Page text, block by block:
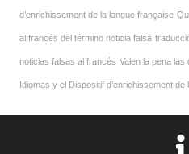
d’enrichissement de la langue française
al francés del término noticia falsa
noticias falsas al francés Valen la pena
Idiomas y el Dispositif d’enrichissement de